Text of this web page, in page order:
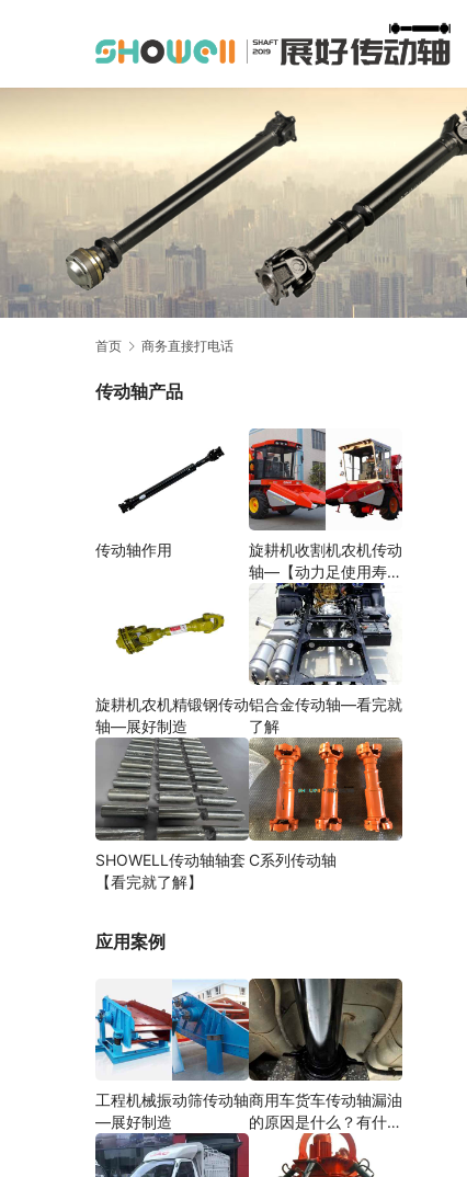
首页 商务直接打电话
传动轴产品
传动轴作用
旋耕机收割机农机传动
轴—【动力足使用寿命
久】
旋耕机农机精锻钢传动
轴—展好制造
铝合金传动轴—看完就
了解
SHOWELL传动轴轴套
【看完就了解】
C系列传动轴
应用案例
工程机械振动筛传动轴
—展好制造
商用车货车传动轴漏油
的原因是什么？有什么